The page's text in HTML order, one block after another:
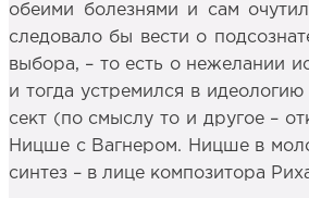
обеими болезнями и сам
следовало бы вести о
выбора, – то есть о нежелании
и тогда устремился в
сект (по смыслу то и другое –
Ницше с Вагнером. Ницше в
синтез – в лице композитора